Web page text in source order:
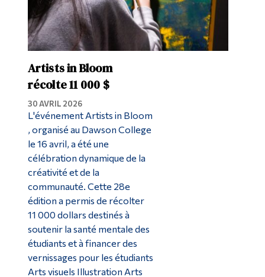
Artists in Bloom
récolte 11 000 $
30 AVRIL 2026
L'événement Artists in Bloom
, organisé au Dawson College
le 16 avril, a été une
célébration dynamique de la
créativité et de la
communauté. Cette 28e
édition a permis de récolter
11 000 dollars destinés à
soutenir la santé mentale des
étudiants et à financer des
vernissages pour les étudiants
Arts visuels Illustration Arts